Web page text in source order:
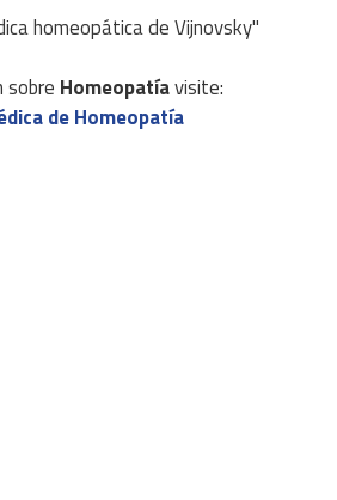
homeopática de Vijnovsky"
sobre Homeopatíavisite:
de Homeopatía